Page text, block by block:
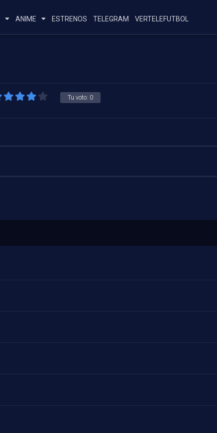
ANIME ESTRENOS TELEGRAM VERTELEFUTBOL
Tu voto: 0